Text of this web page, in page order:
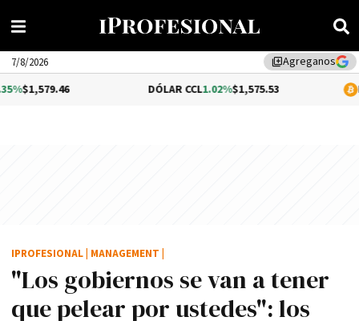
library_addAgreganos
7/8/2026
1.02%$1,575.53
"Los gobiernos se van a tener
que pelear por ustedes": los
IPROFESIONAL MANAGEMENT